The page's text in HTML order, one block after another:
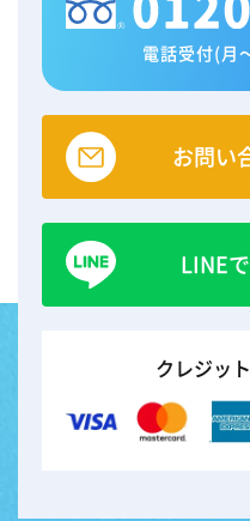
電話受付(月
お問い
LINE
クレジッ